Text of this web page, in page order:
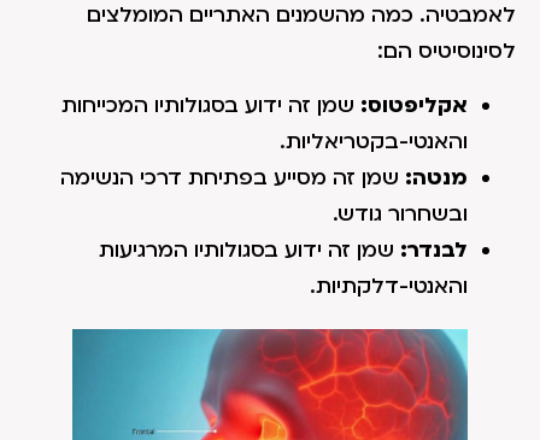
לאמבטיה. כמה מהשמנים האתריים המומלצים
לסינוסיטיס הם:
אקליפטוס: שמן זה ידוע בסגולותיו המכייחות
והאנטי-בקטריאליות.
מנטה: שמן זה מסייע בפתיחת דרכי הנשימה
ובשחרור גודש.
לבנדר: שמן זה ידוע בסגולותיו המרגיעות
והאנטי-דלקתיות.